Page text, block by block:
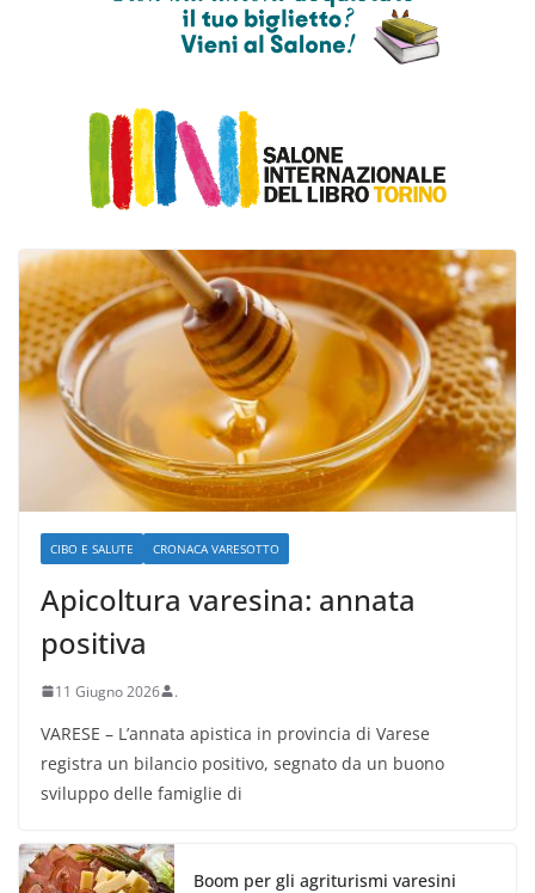
CIBO E SALUTE CRONACA VARESOTTO
Apicoltura varesina: annata
positiva
11 Giugno 2026 .
VARESE – L’annata apistica in provincia di Varese
registra un bilancio positivo, segnato da un buono
sviluppo delle famiglie di
Boom per gli agriturismi varesini